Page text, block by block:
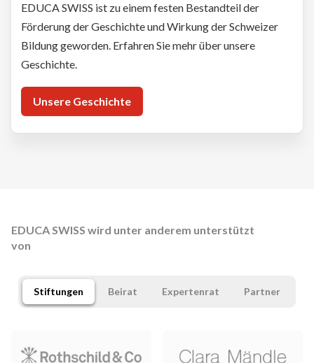
EDUCA SWISS ist zu einem festen Bestandteil der
Förderung der Geschichte und Wirkung der Schweizer
Bildung geworden. Erfahren Sie mehr über unsere
Geschichte.
Unsere Geschichte
EDUCA SWISS wird unter anderem unterstützt
von
Stiftungen Beirat Expertenrat Partner